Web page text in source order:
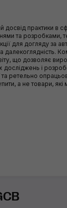
досвід практики в
та
для догляду за
далекоглядність.
що дозволяє
і
та ретельно
а не товари,